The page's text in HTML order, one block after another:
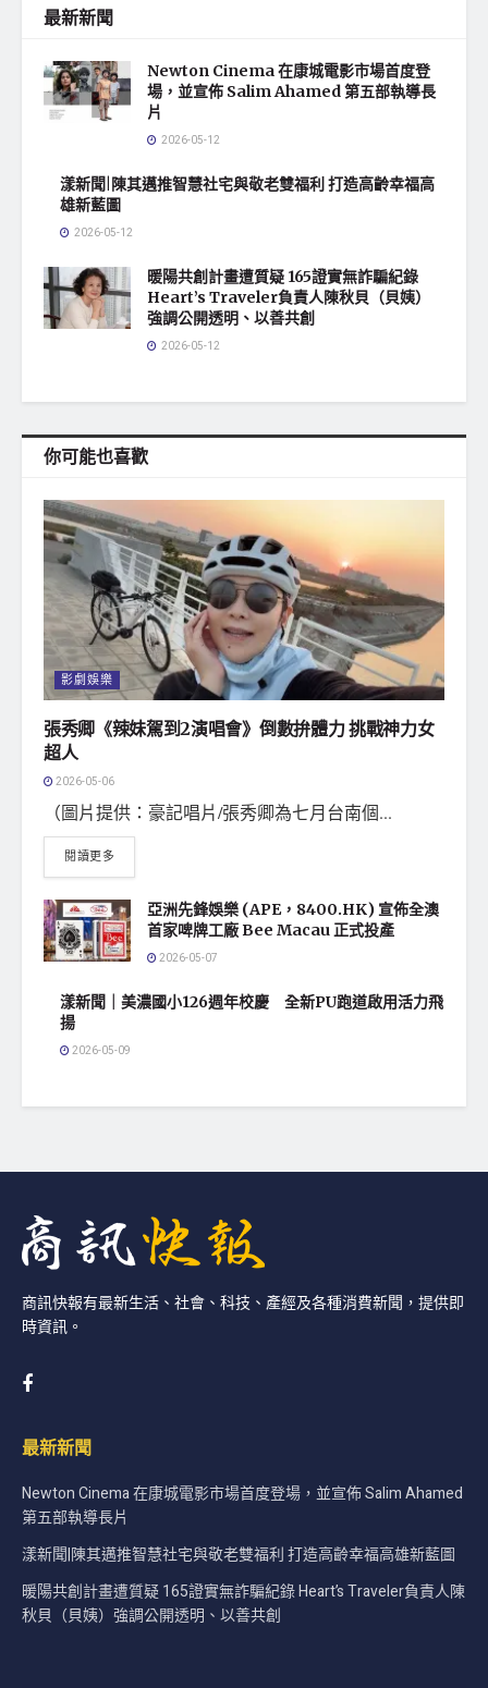
最新新聞
Newton Cinema 在康城電影市場首度登
場，並宣佈 Salim Ahamed 第五部執導長
片
2026-05-12
漾新聞|陳其邁推智慧社宅與敬老雙福利 打造高齡幸福高
雄新藍圖
2026-05-12
暖陽共創計畫遭質疑 165證實無詐騙紀錄
Heart’s Traveler負責人陳秋貝（貝姨）
強調公開透明、以善共創
2026-05-12
你可能也喜歡
影劇娛樂
張秀卿《辣妹駕到2演唱會》倒數拚體力 挑戰神力女
超人
2026-05-06
（圖片提供：豪記唱片/張秀卿為七月台南個...
閱讀更多
亞洲先鋒娛樂 (APE，8400.HK) 宣佈全澳
首家啤牌工廠 Bee Macau 正式投產
2026-05-07
漾新聞｜美濃國小126週年校慶 全新PU跑道啟用活力飛
揚
2026-05-09
商訊快報有最新生活、社會、科技、產經及各種消費新聞，提供即
時資訊。
最新新聞
Newton Cinema 在康城電影市場首度登場，並宣佈 Salim Ahamed
第五部執導長片
漾新聞|陳其邁推智慧社宅與敬老雙福利 打造高齡幸福高雄新藍圖
暖陽共創計畫遭質疑 165證實無詐騙紀錄 Heart’s Traveler負責人陳
秋貝（貝姨）強調公開透明、以善共創